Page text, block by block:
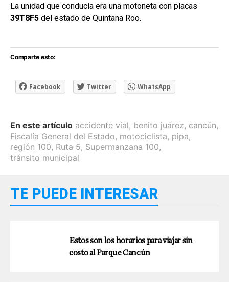
La unidad que conducía era una motoneta con placas
39T8F5 del estado de Quintana Roo.
Comparte esto:
Facebook Twitter WhatsApp
En este artículo accidente vial, benito juárez, cancún,
Fiscalía General del Estado, motociclista, pipa,
región 100, Ruta 5, Supermanzana 100,
tránsito municipal
TE PUEDE INTERESAR
Estos son los horarios para viajar sin
costo al Parque Cancún